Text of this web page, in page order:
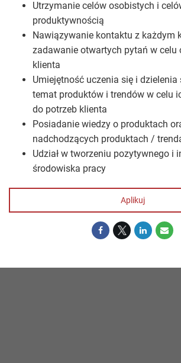
Utrzymanie celów osobistych i
produktywnością
Nawiązywanie kontaktu z każdym
zadawanie otwartych pytań w celu
klienta
Umiejętność uczenia się i dzielenia
temat produktów i trendów w celu
do potrzeb klienta
Posiadanie wiedzy o produktach
nadchodzących produktach /
Udział w tworzeniu pozytywnego i
środowiska pracy
Aplikuj